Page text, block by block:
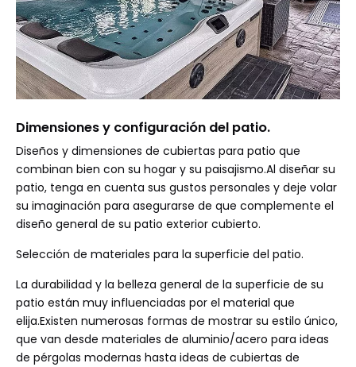
Dimensiones y configuración del patio.
Diseños y dimensiones de cubiertas para patio que
combinan bien con su hogar y su paisajismo.Al diseñar su
patio, tenga en cuenta sus gustos personales y deje volar
su imaginación para asegurarse de que complemente el
diseño general de su patio exterior cubierto.
Selección de materiales para la superficie del patio.
La durabilidad y la belleza general de la superficie de su
patio están muy influenciadas por el material que
elija.Existen numerosas formas de mostrar su estilo único,
que van desde materiales de aluminio/acero para ideas
de pérgolas modernas hasta ideas de cubiertas de